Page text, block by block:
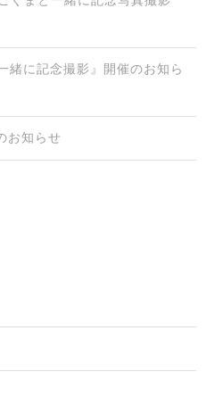
に記念撮影』開催のお知ら
お知らせ